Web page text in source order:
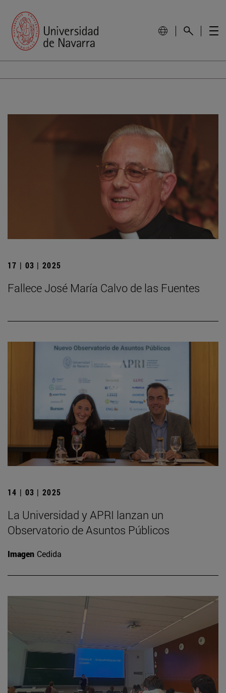
17 | 03 | 2025
Fallece José María Calvo de las Fuentes
14 | 03 | 2025
La Universidad y APRI lanzan un
Observatorio de Asuntos Públicos
Imagen Cedida